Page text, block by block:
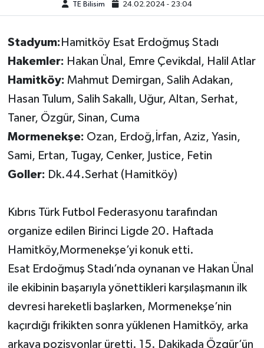
TE Bilisim 24.02.2024 - 23:04
Stadyum: Hamitköy Esat Erdoğmuş Stadı
Hakemler: Hakan Ünal, Emre Çevikdal, Halil Atlar
Hamitköy: Mahmut Demirgan, Salih Adakan,
Hasan Tulum, Salih Sakallı, Uğur, Altan, Serhat,
Taner, Özgür, Sinan, Cuma
Mormenekşe: Ozan, Erdoğ,İrfan, Aziz, Yasin,
Sami, Ertan, Tugay, Cenker, Justice, Fetin
Goller: Dk.44.Serhat (Hamitköy)
Kıbrıs Türk Futbol Federasyonu tarafından
organize edilen Birinci Ligde 20. Haftada
Hamitköy,Mormenekşe’yi konuk etti.
Esat Erdoğmuş Stadı’nda oynanan ve Hakan Ünal
ile ekibinin başarıyla yönettikleri karşılaşmanın ilk
devresi hareketli başlarken, Mormenekşe’nin
kaçırdığı frikikten sonra yüklenen Hamitköy, arka
arkaya pozisyonlar üretti. 15. Dakikada Özgür’ün